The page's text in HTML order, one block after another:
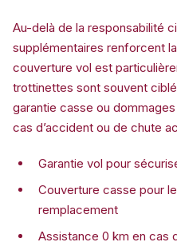
Au-delà de la responsabilité
supplémentaires renforcent
couverture vol est
trottinettes sont souvent
garantie casse ou
cas d’accident ou de chute
Garantie vol pour
Couverture casse pour
remplacement
Assistance 0 km en cas